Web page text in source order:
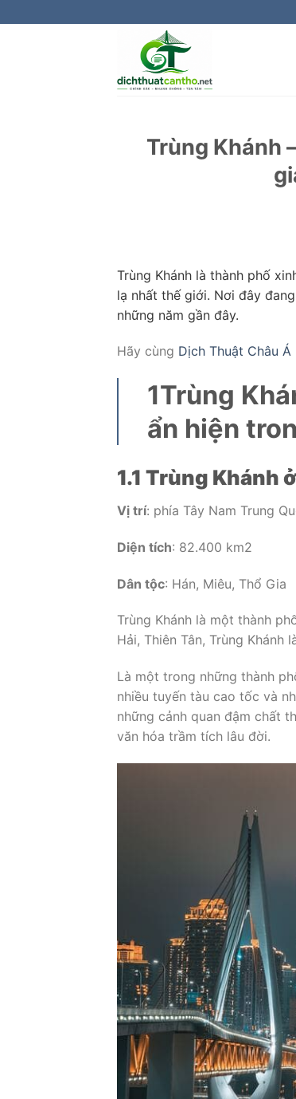
to
Trùng Khánh
Trùng Khánh là thành phố
lạ nhất thế giới. Nơi đây
những năm gần đây.
Hãy cùng Dịch Thuật Châu Á
1Trùng
ẩn hiện
1.1 Trùng Khánh
Vị trí: phía Tây Nam Trung
Diện tích: 82.400 km2
Dân tộc: Hán, Miêu, Thổ Gia
Trùng Khánh là một thành
Hải, Thiên Tân, Trùng
Là một trong những thành
nhiều tuyến tàu cao tốc và
những cảnh quan đậm chất
văn hóa trầm tích lâu đời.